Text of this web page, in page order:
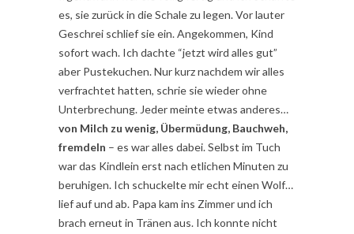
es, sie zurück in die Schale zu legen. Vor lauter
Geschrei schlief sie ein. Angekommen, Kind
sofort wach. Ich dachte “jetzt wird alles gut”
aber Pustekuchen. Nur kurz nachdem wir alles
verfrachtet hatten, schrie sie wieder ohne
Unterbrechung. Jeder meinte etwas anderes…
von Milch zu wenig, Übermüdung, Bauchweh,
fremdeln – es war alles dabei. Selbst im Tuch
war das Kindlein erst nach etlichen Minuten zu
beruhigen. Ich schuckelte mir echt einen Wolf…
lief auf und ab. Papa kam ins Zimmer und ich
brach erneut in Tränen aus. Ich konnte nicht